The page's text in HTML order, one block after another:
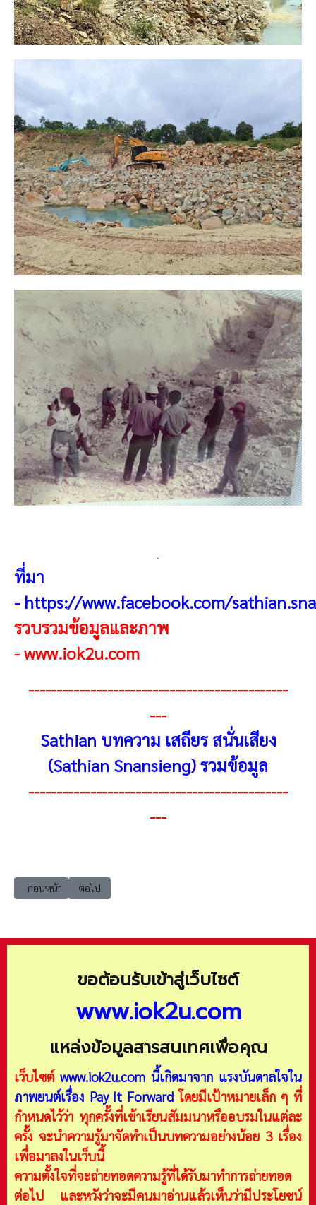
.
ที่มา
- https://www.facebook.com/
รวบรวมข้อมูลและภาพ
-www.iok2u.com
----------------------------------------------
---
Sathian บทความ เสถียร สนั่นเสียง
(Sathian Snansieng) รวมข้อมูล
----------------------------------------------
---
เนื้อหาก่อนหน้า: Sathian ตอนที่ 13 ในปี 2544 เราเกษียณได้ 4 วัน
ก่อนหน้า เนื้อหาถัดไป: Sathian ตอนที่ 15…..ชีวิตที่เริ่มต้น…ในปี
ต่อไป
ขอต้อนรับเข้าสู่เว็บไซต์
www.iok2u.com
แหล่งข้อมูลสารสนเทศเพื่อคุณ
เว็บไซต์ www.iok2u.com นี้เกิดมาจาก แรงบันดาลใจใน
ภาพยนต์เรื่อง Pay It Forward โดยมีเป้าหมายเล็ก ๆ ที่
กำหนดไว้ว่า ทุกครั้งที่เข้าเรียนสัมมนาหรืออบรมในแต่ละ
ครั้ง จะนำความรู้มาจัดทำเป็นบทความอย่างน้อย 3 เรื่อง
เพื่อมาลงในเว็บนี้
ความตั้งใจที่จะถ่ายทอดความรู้ที่ได้รับมาทำการถ่ายทอด
ต่อไป และหวังว่าจะมีคนมาอ่านแล้วเห็นว่ามีประโยชน์